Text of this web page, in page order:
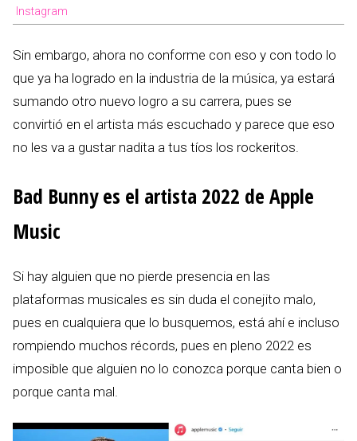
Instagram
Sin embargo, ahora no conforme con eso y con todo lo
que ya ha logrado en la industria de la música, ya estará
sumando otro nuevo logro a su carrera, pues se
convirtió en el artista más escuchado y parece que eso
no les va a gustar nadita a tus tíos los rockeritos.
Bad Bunny es el artista 2022 de Apple
Music
Si hay alguien que no pierde presencia en las
plataformas musicales es sin duda el conejito malo,
pues en cualquiera que lo busquemos, está ahí e incluso
rompiendo muchos récords, pues en pleno 2022 es
imposible que alguien no lo conozca porque canta bien o
porque canta mal.